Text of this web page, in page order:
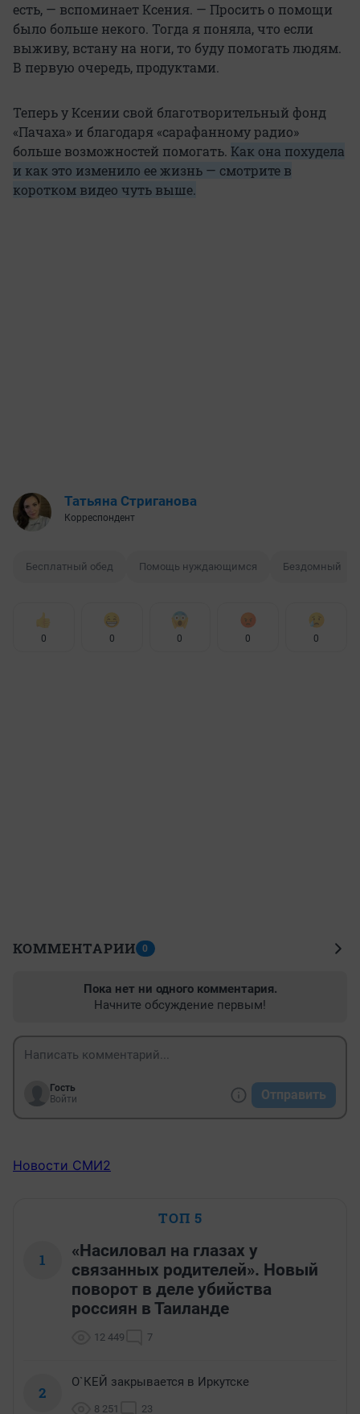
есть, — вспоминает Ксения. — Просить о помощи
было больше некого. Тогда я поняла, что если
выживу, встану на ноги, то буду помогать людям.
В первую очередь, продуктами.
Теперь у Ксении свой благотворительный фонд
«Пачаха» и благодаря «сарафанному радио»
больше возможностей помогать. Как она похудела
и как это изменило ее жизнь — смотрите в
коротком видео чуть выше.
Татьяна Стриганова
Корреспондент
Бесплатный обед Помощь нуждающимся Бездомный
0 0 0 0 0
КОММЕНТАРИИ 0
Пока нет ни одного комментария.
Начните обсуждение первым!
Гость
Войти
Отправить
Новости СМИ2
ТОП 5
1
«Насиловал на глазах у
связанных родителей». Новый
поворот в деле убийства
россиян в Таиланде
12 449 7
2
О`КЕЙ закрывается в Иркутске
8 251 23